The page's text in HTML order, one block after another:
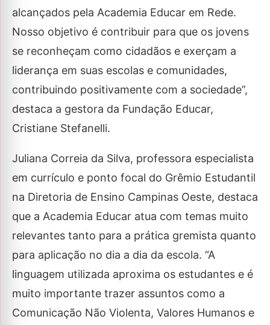
alcançados pela Academia Educar em Rede.
Nosso objetivo é contribuir para que os jovens
se reconheçam como cidadãos e exerçam a
liderança em suas escolas e comunidades,
contribuindo positivamente com a sociedade”,
destaca a gestora da Fundação Educar,
Cristiane Stefanelli.
Juliana Correia da Silva, professora especialista
em currículo e ponto focal do Grêmio Estudantil
na Diretoria de Ensino Campinas Oeste, destaca
que a Academia Educar atua com temas muito
relevantes tanto para a prática gremista quanto
para aplicação no dia a dia da escola. “A
linguagem utilizada aproxima os estudantes e é
muito importante trazer assuntos como a
Comunicação Não Violenta, Valores Humanos e